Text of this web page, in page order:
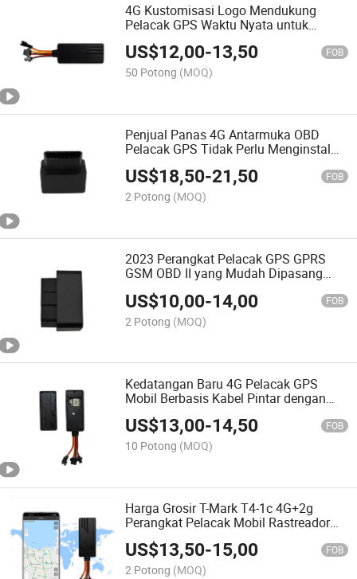
4G Kustomisasi Logo Mendukung
Pelacak GPS Waktu Nyata untuk
Melacak Mobil Kendaraan
US$12,00-13,50 FOB
50 Potong (MOQ)
Penjual Panas 4G Antarmuka OBD
Pelacak GPS Tidak Perlu Menginstal
Perangkat Pelacakan GPS
US$18,50-21,50 FOB
2 Potong (MOQ)
2023 Perangkat Pelacak GPS GPRS
GSM OBD II yang Mudah Dipasang
US$10,00-14,00 FOB
2 Potong (MOQ)
Kedatangan Baru 4G Pelacak GPS
Mobil Berbasis Kabel Pintar dengan
Kartu SIM Nano
US$13,00-14,50 FOB
10 Potong (MOQ)
Harga Grosir T-Mark T4-1c 4G+2g
Perangkat Pelacak Mobil Rastreador
dengan Fungsi Sos
US$13,50-15,00 FOB
2 Potong (MOQ)